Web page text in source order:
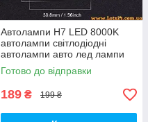
Автолампи H7 LED 8000K
автолампи світлодіодні
автолампи авто лед лампи
авто лампа лед світлодіодна
дхо птф на авто
Готово до відправки
189 ₴ 199 ₴